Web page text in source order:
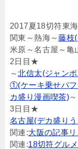
2017夏18切符東
関東～熱海～藤枝
米原～名古屋～亀
2日目★
～北信太(ジャン
①(ケーキ乗せパ
カ盛り漫画喫茶)～
3日目★
名古屋(デカ盛り
関連:大阪の記事リ
関連:18切符グル